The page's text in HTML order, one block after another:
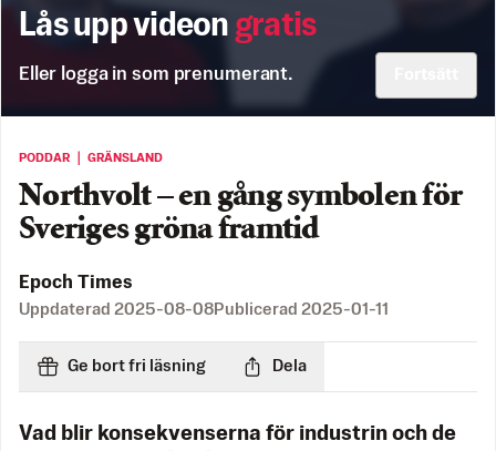
Lås upp videon gratis
Eller logga in som prenumerant.
PODDAR ｜ GRÄNSLAND
Northvolt – en gång symbolen för
Sveriges gröna framtid
Epoch Times
Uppdaterad 2025-08-08 Publicerad 2025-01-11
Ge bort fri läsning Dela
Vad blir konsekvenserna för industrin och de